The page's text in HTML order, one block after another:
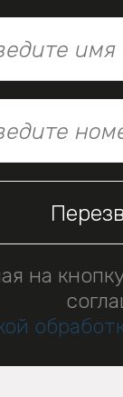
на